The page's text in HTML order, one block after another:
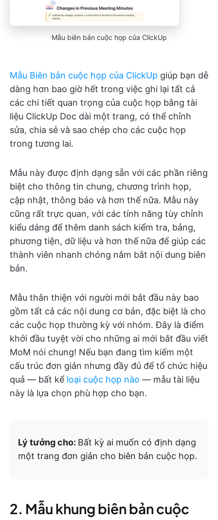
Mẫu biên bản cuộc họp của ClickUp
Mẫu Biên bản cuộc họp của ClickUp giúp bạn dễ
dàng hơn bao giờ hết trong việc ghi lại tất cả
các chi tiết quan trọng của cuộc họp bằng tài
liệu ClickUp Doc dài một trang, có thể chỉnh
sửa, chia sẻ và sao chép cho các cuộc họp
trong tương lai.
Mẫu này được định dạng sẵn với các phần riêng
biệt cho thông tin chung, chương trình họp,
cập nhật, thông báo và hơn thế nữa. Mẫu này
cũng rất trực quan, với các tính năng tùy chỉnh
kiểu dáng để thêm danh sách kiểm tra, bảng,
phương tiện, dữ liệu và hơn thế nữa để giúp các
thành viên nhanh chóng nắm bắt nội dung biên
bản.
Mẫu thân thiện với người mới bắt đầu này bao
gồm tất cả các nội dung cơ bản, đặc biệt là cho
các cuộc họp thường kỳ với nhóm. Đây là điểm
khởi đầu tuyệt vời cho những ai mới bắt đầu viết
MoM nói chung! Nếu bạn đang tìm kiếm một
cấu trúc đơn giản nhưng đầy đủ để tổ chức hiệu
quả — bất kể loại cuộc họp nào — mẫu tài liệu
này là lựa chọn phù hợp cho bạn.
Lý tưởng cho: Bất kỳ ai muốn có định dạng
một trang đơn giản cho biên bản cuộc họp.
2. Mẫu khung biên bản cuộc